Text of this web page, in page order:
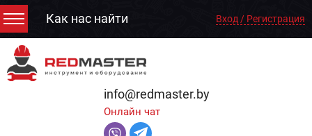
Как нас найти Вход / Регистрация
info@redmaster.by
Онлайн чат